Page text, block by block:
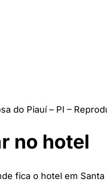
do Piauí – PI –
no hotel
fica o hotel em Santa